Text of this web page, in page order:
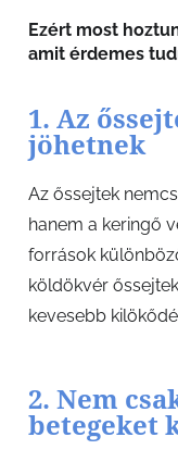
Ezért most
amit érdemes
1. Az
jöhetnek
Az őssejtek
hanem a keringő
források
köldökvér
kevesebb
2. Nem
betegeket